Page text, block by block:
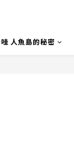
人魚島的秘密